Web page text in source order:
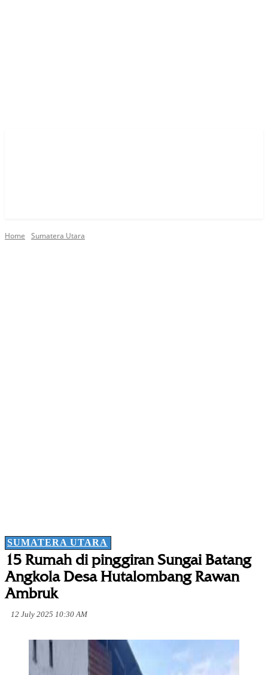
Home Sumatera Utara
SUMATERA UTARA
15 Rumah di pinggiran Sungai Batang
Angkola Desa Hutalombang Rawan
Ambruk
12 July 2025 10:30 AM